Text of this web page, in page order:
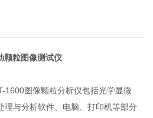
颗粒图像测试仪
1600图像颗粒分析仪包括光学显微
理与分析软件、电脑、打印机等部分